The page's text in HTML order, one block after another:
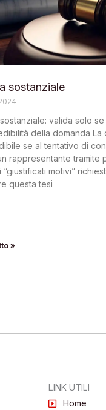
sostanziale
valida solo
della domanda
se al tentativo di
rappresentante tramite
motivi”
questa tesi
»
LINK UTILI
Home